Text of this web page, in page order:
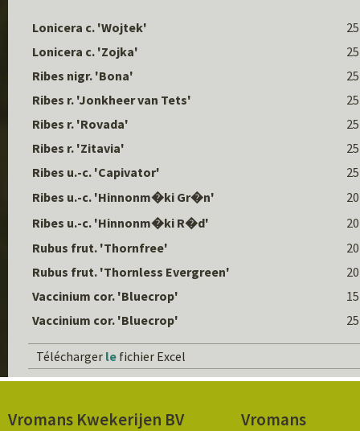
Lonicera c. 'Wojtek'
Lonicera c. 'Zojka'
Ribes nigr. 'Bona'
Ribes r. 'Jonkheer van Tets'
Ribes r. 'Rovada'
Ribes r. 'Zitavia'
Ribes u.-c. 'Capivator'
Ribes u.-c. 'Hinnonm�ki Gr�n'
Ribes u.-c. 'Hinnonm�ki R�d'
Rubus frut. 'Thornfree'
Rubus frut. 'Thornless Evergreen'
Vaccinium cor. 'Bluecrop'
Vaccinium cor. 'Bluecrop'
Télécharger le fichier Excel
Vromans Kwekerijen BV Vromans